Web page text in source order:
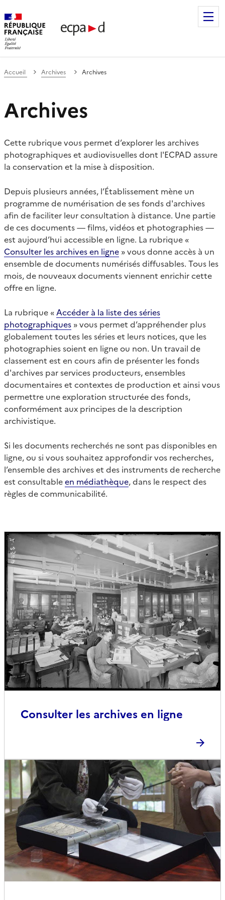
de communication et de production
Accueil Archives Archives
Archives
Cette rubrique vous permet d’explorer les archives
photographiques et audiovisuelles dont l'ECPAD assure
la conservation et la mise à disposition.
Depuis plusieurs années, l’Établissement mène un
programme de numérisation de ses fonds d'archives
afin de faciliter leur consultation à distance. Une partie
de ces documents — films, vidéos et photographies —
est aujourd’hui accessible en ligne. La rubrique «
Consulter les archives en ligne » vous donne accès à un
ensemble de documents numérisés diffusables. Tous les
mois, de nouveaux documents viennent enrichir cette
offre en ligne.
La rubrique « Accéder à la liste des séries
photographiques » vous permet d’appréhender plus
globalement toutes les séries et leurs notices, que les
photographies soient en ligne ou non. Un travail de
classement est en cours afin de présenter les fonds
d'archives par services producteurs, ensembles
documentaires et contextes de production et ainsi vous
permettre une exploration structurée des fonds,
conformément aux principes de la description
archivistique.
Si les documents recherchés ne sont pas disponibles en
ligne, ou si vous souhaitez approfondir vos recherches,
l’ensemble des archives et des instruments de recherche
est consultableen médiathèque, dans le respect des
règles de communicabilité.
Consulter les archives en ligne